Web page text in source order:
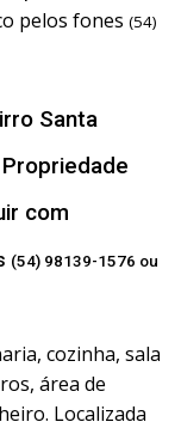
pelos fones (54)
Santa
com
(54) 98139-1576 ou
cozinha, sala
área de
Localizada